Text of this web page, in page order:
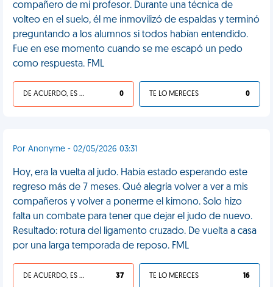
compañero de mi profesor. Durante una técnica de
volteo en el suelo, él me inmovilizó de espaldas y terminó
preguntando a los alumnos si todos habían entendido.
Fue en ese momento cuando se me escapó un pedo
como respuesta. FML
DE ACUERDO, ES UNA VIDA HP 0 TE LO MERECES 0
Por Anonyme - 02/05/2026 03:31
Hoy, era la vuelta al judo. Había estado esperando este
regreso más de 7 meses. Qué alegría volver a ver a mis
compañeros y volver a ponerme el kimono. Solo hizo
falta un combate para tener que dejar el judo de nuevo.
Resultado: rotura del ligamento cruzado. De vuelta a casa
por una larga temporada de reposo. FML
DE ACUERDO, ES UNA VIDA HP 37 TE LO MERECES 16